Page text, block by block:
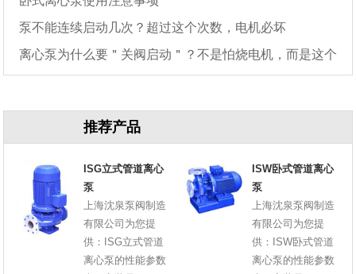
泵不能连续启动几次？超过这个次数，电机必坏
离心泵为什么要＂关阀启动＂？不是怕烧电机，而是这个
推荐产品
ISG立式管道离心
泵
上海沈泉泵阀制造
有限公司为您提
供：ISG立式管道
离心泵的性能参数
ISW卧式管道离心
泵
上海沈泉泵阀制造
有限公司为您提
供：ISW卧式管道
离心泵的性能参数